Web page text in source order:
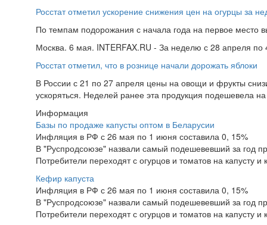
Росстат отметил ускорение снижения цен на огурцы за
По темпам подорожания с начала года на первое место
Москва. 6 мая. INTERFAX.RU - За неделю с 28 апреля
Росстат отметил, что в рознице начали дорожать яблоки
В России с 21 по 27 апреля цены на овощи и фрукты
ускоряться. Неделей ранее эта продукция подешевела
Информация
Базы по продаже капусты оптом в Беларусии
Инфляция в РФ с 26 мая по 1 июня составила 0, 15%
В "Руспродсоюзе" назвали самый подешевевший за год
Потребители переходят с огурцов и томатов на капусту и
Кефир капуста
Инфляция в РФ с 26 мая по 1 июня составила 0, 15%
В "Руспродсоюзе" назвали самый подешевевший за год
Потребители переходят с огурцов и томатов на капусту и